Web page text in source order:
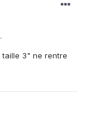
3" ne rentre